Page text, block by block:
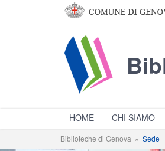
Salta al contenuto principale
HOME CHI SIAMO
Biblioteche di Genova » Sede